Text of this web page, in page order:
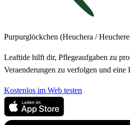
Purpurglöckchen (Heuchera /
Leaftide hilft dir, Pflegeaufgaben zu
Veraenderungen zu verfolgen und eine
Kostenlos im Web testen